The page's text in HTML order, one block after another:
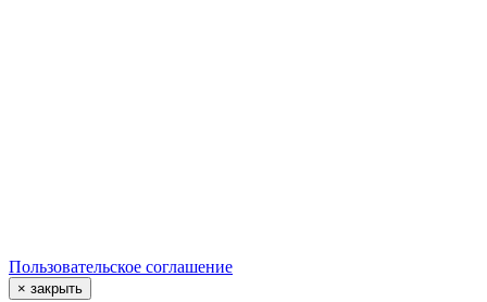
Пользовательское соглашение
× закрыть